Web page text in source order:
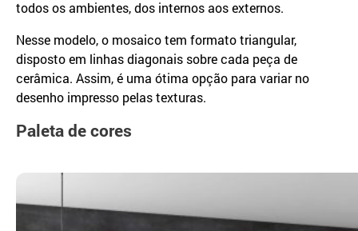
todos os ambientes, dos internos aos externos.
Nesse modelo, o mosaico tem formato triangular,
disposto em linhas diagonais sobre cada peça de
cerâmica. Assim, é uma ótima opção para variar no
desenho impresso pelas texturas.
Paleta de cores